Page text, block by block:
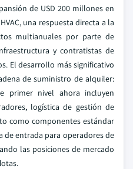
de USD 200 millones en
una respuesta directa a la
multianuales por parte de
y contratistas de
El desarrollo más significativo
de suministro de alquiler:
primer nivel ahora incluyen
logística de gestión de
como componentes estándar
de entrada para operadores de
las posiciones de mercado